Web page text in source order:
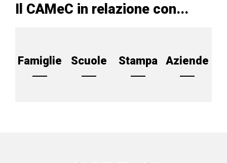
Il CAMeC in relazione con...
Famiglie Scuole Stampa Aziende